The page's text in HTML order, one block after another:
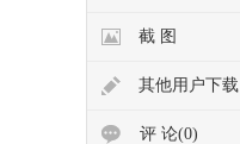
截 图
其他用户下载
评 论(0)